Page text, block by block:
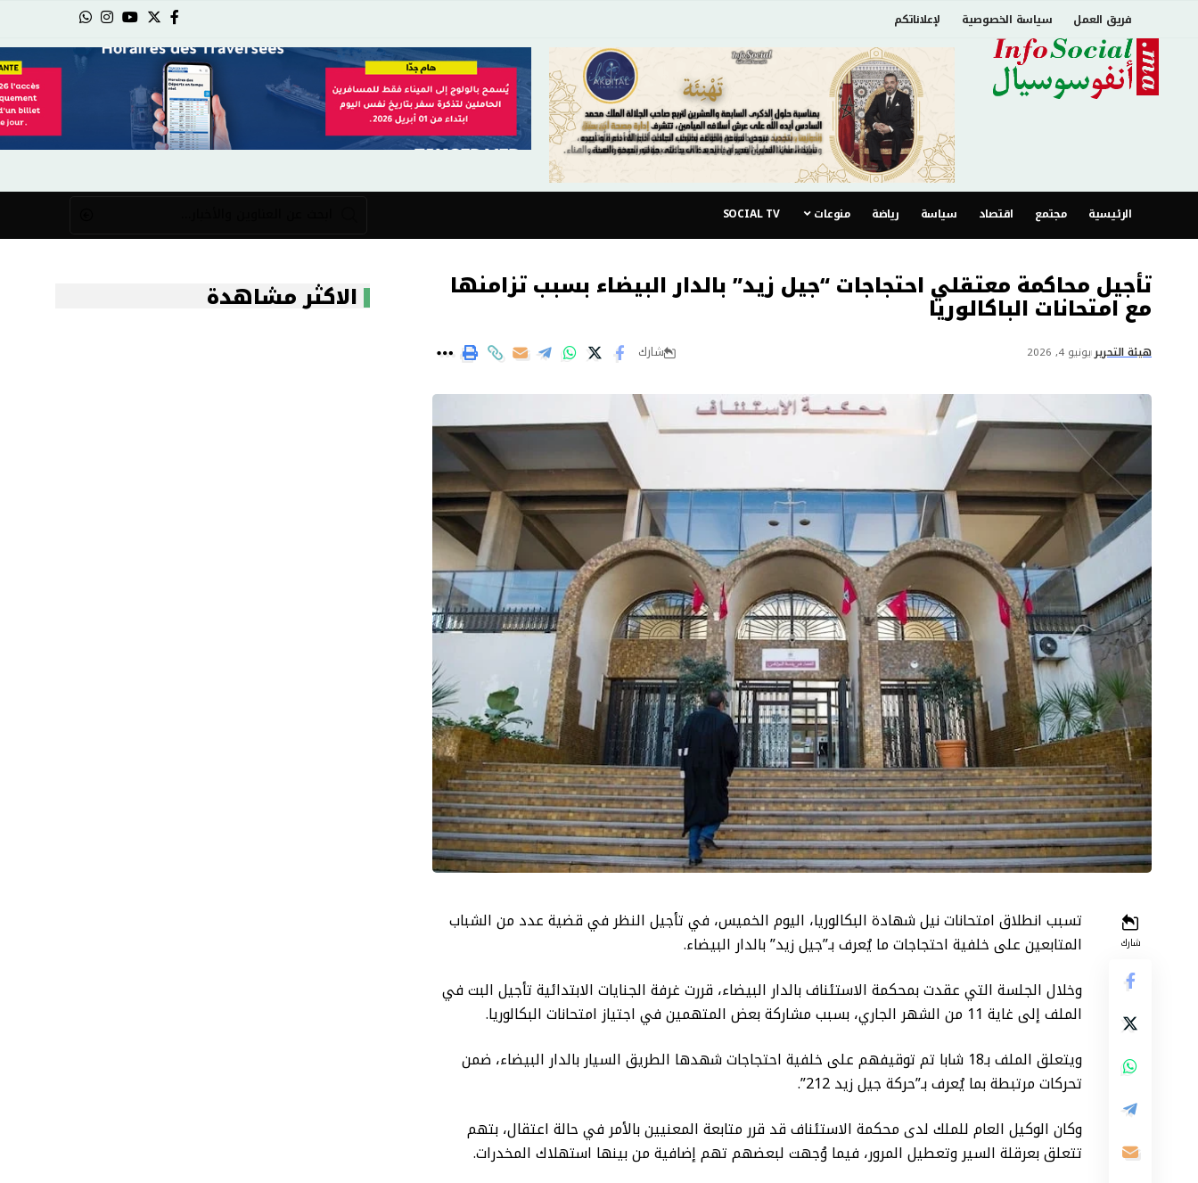
فريق العمل سياسة الخصوصية لإعلاناتكم
الرئيسية مجتمع اقتصاد سياسة رياضة منوعات SOCIAL TV
تأجيل محاكمة معتقلي احتجاجات “جيل زيد” بالدار البيضاء بسبب تزامنها
مع امتحانات الباكالوريا
هيئة التحرير يونيو 4, 2026 شارك
شارك
تسبب انطلاق امتحانات نيل شهادة البكالوريا، اليوم الخميس، في تأجيل النظر في قضية عدد من الشباب
المتابعين على خلفية احتجاجات ما يُعرف بـ”جيل زيد” بالدار البيضاء.
وخلال الجلسة التي عقدت بمحكمة الاستئناف بالدار البيضاء، قررت غرفة الجنايات الابتدائية تأجيل البت في
الملف إلى غاية 11 من الشهر الجاري، بسبب مشاركة بعض المتهمين في اجتياز امتحانات البكالوريا.
ويتعلق الملف بـ18 شابا تم توقيفهم على خلفية احتجاجات شهدها الطريق السيار بالدار البيضاء، ضمن
تحركات مرتبطة بما يُعرف بـ”حركة جيل زيد 212”.
وكان الوكيل العام للملك لدى محكمة الاستئناف قد قرر متابعة المعنيين بالأمر في حالة اعتقال، بتهم
تتعلق بعرقلة السير وتعطيل المرور، فيما وُجهت لبعضهم تهم إضافية من بينها استهلاك المخدرات.
الاكثر مشاهدة